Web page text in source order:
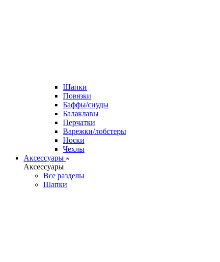
Шапки
Повязки
Баффы/снуды
Балаклавы
Перчатки
Варежки/лобстеры
Носки
Чехлы
Аксессуары
Аксессуары
Все разделы
Шапки